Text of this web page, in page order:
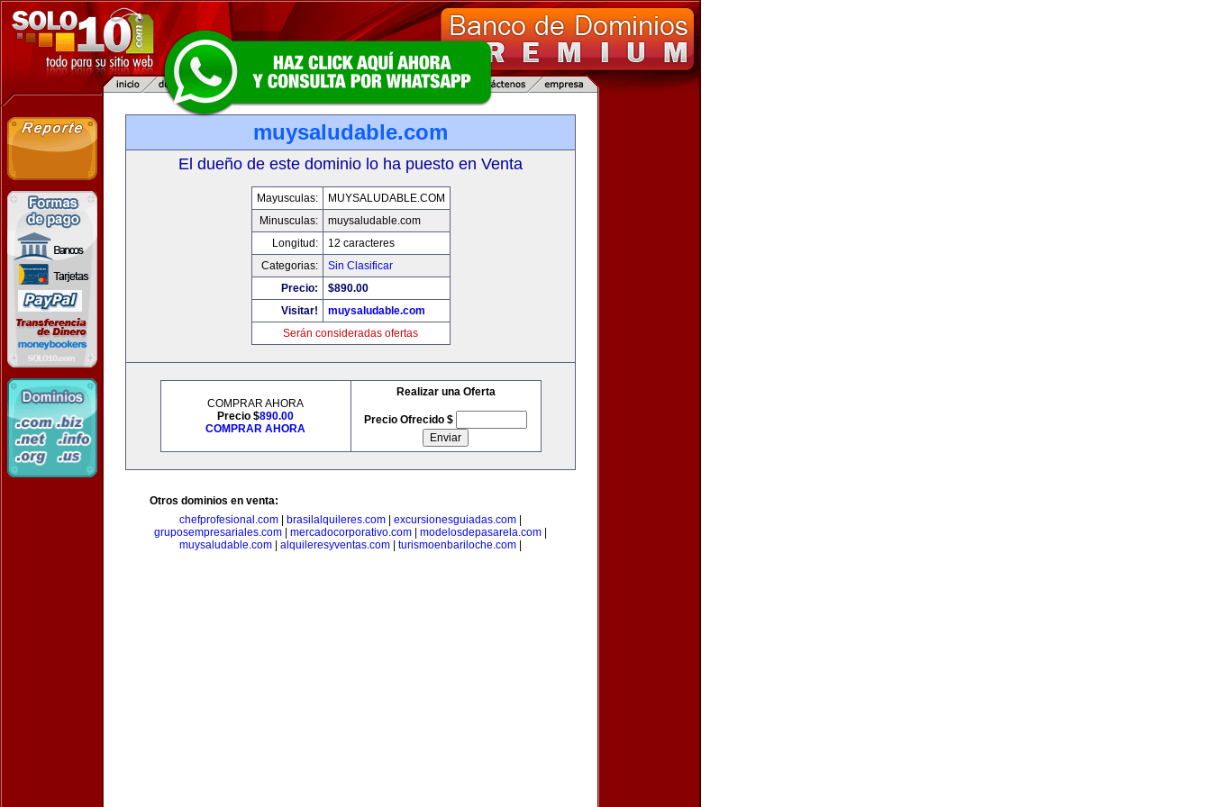
muysaludable.com
El dueño de este dominio lo ha puesto en Venta
Mayusculas:
MUYSALUDABLE.COM
Minusculas:
muysaludable.com
Longitud:
12 caracteres
Categorias:
Sin Clasificar
Precio:
$890.00
Visitar!
muysaludable.com
Serán consideradas ofertas
COMPRAR AHORA
Precio $890.00
COMPRAR AHORA
Realizar una Oferta
Precio Ofrecido $
Otros dominios en venta:
chefprofesional.com
brasilalquileres.com excursionesguiadas.com
gruposempresariales.com
mercadocorporativo.com modelosdepasarela.com
muysaludable.com
alquileresyventas.com turismoenbariloche.com